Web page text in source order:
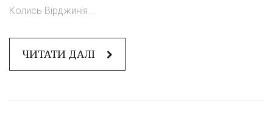
Колись Вірджинія...
ЧИТАТИ ДАЛІ